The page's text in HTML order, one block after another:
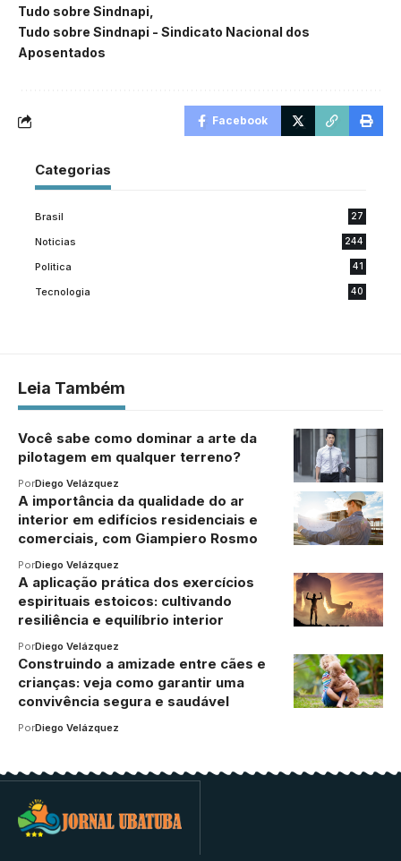
Tudo sobre Sindnapi
Tudo sobre Sindnapi - Sindicato Nacional dos
Aposentados
Facebook
Categorias
Brasil 27
Noticias 244
Politica 41
Tecnologia 40
Leia Também
Você sabe como dominar a arte da
pilotagem em qualquer terreno?
PorDiego Velázquez
A importância da qualidade do ar
interior em edifícios residenciais e
comerciais, com Giampiero Rosmo
PorDiego Velázquez
A aplicação prática dos exercícios
espirituais estoicos: cultivando
resiliência e equilíbrio interior
PorDiego Velázquez
Construindo a amizade entre cães e
crianças: veja como garantir uma
convivência segura e saudável
PorDiego Velázquez